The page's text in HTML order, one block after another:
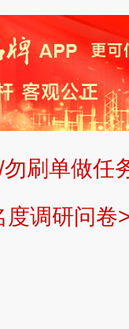
权归本站所
站不生产产
中介服务。
，页面信息
布>> 提交品
刷单做任
调研问卷